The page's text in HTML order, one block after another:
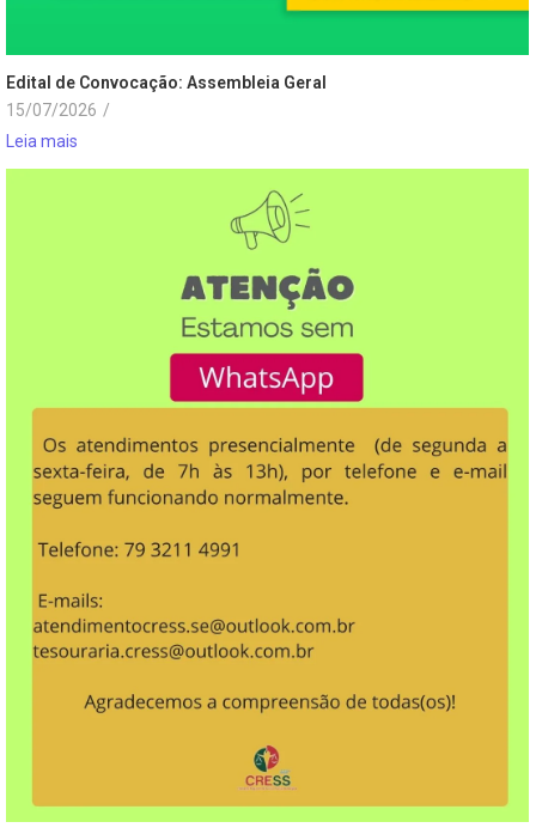
Edital de Convocação: Assembleia Geral
15/07/2026 /
Leia mais